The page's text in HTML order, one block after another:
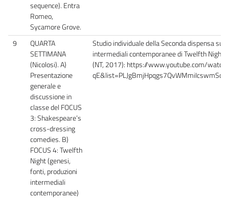
sequence). Entra
Romeo,
Sycamore Grove.
9
QUARTA
SETTIMANA
(Nicolosi). A)
Presentazione
generale e
discussione in
classe del FOCUS
3: Shakespeare’s
cross-dressing
comedies. B)
FOCUS 4: Twelfth
Night (genesi,
fonti, produzioni
intermediali
contemporanee)
Studio individuale della Seconda dispensa su
intermediali contemporanee di Twelfth
(NT, 2017): https://www.youtube.com/